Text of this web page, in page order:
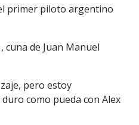
primer piloto argentino
cuna de Juan Manuel
pero estoy
como pueda con Alex